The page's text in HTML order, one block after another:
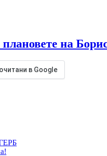
на
в Google